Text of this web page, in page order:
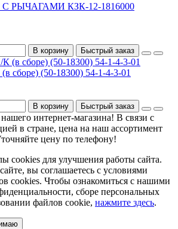
КЗК-12-1816000
В корзину Быстрый заказ
(50-18300) 54-1-4-3-01
В корзину Быстрый заказ
интернет-магазина! В связи с
в стране, цена на наш ассортимент
цену по телефону!
cookies для улучшения работы сайта.
вы соглашаетесь с условиями
cookies. Чтобы ознакомиться с нашими
сборе персональных
файлов cookie, нажмите здесь.